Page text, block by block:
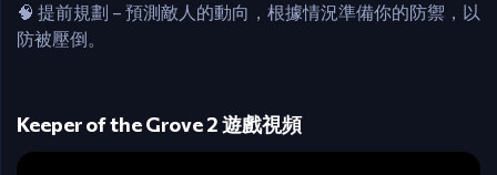
🧠 提前規劃 – 預測敵人的動向，根據情況準備你的防禦，以
防被壓倒。​
Keeper of the Grove 2 遊戲視頻